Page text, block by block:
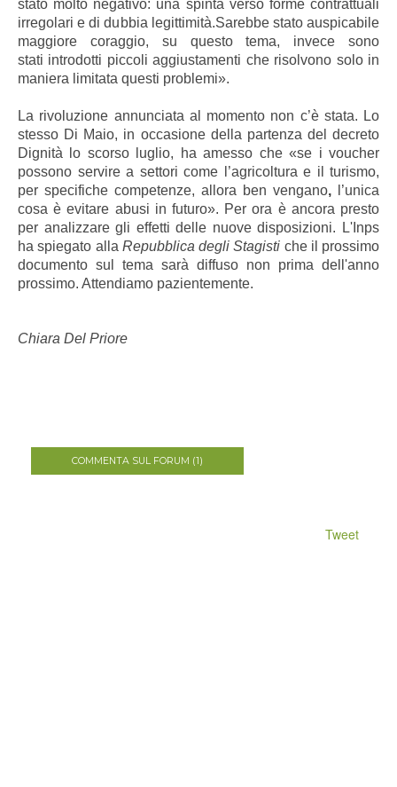
stato molto negativo: una spinta verso forme contrattuali
irregolari e di dubbia legittimità.Sarebbe stato auspicabile
maggiore coraggio, su questo tema, invece sono
stati introdotti piccoli aggiustamenti che risolvono solo in
maniera limitata questi problemi».
La rivoluzione annunciata al momento non c’è stata. Lo
stesso Di Maio, in occasione della partenza del decreto
Dignità lo scorso luglio, ha amesso che «se i voucher
possono servire a settori come l’agricoltura e il turismo,
per specifiche competenze, allora ben vengano,
l’unica
cosa è evitare abusi in futuro». Per ora è ancora presto
per analizzare gli effetti delle nuove disposizioni. L'Inps
ha spiegato alla Repubblica degli Stagisti che il prossimo
documento sul tema sarà diffuso non prima dell'anno
prossimo. Attendiamo pazientemente.
Chiara Del Priore
COMMENTA SUL FORUM (1)
Tweet